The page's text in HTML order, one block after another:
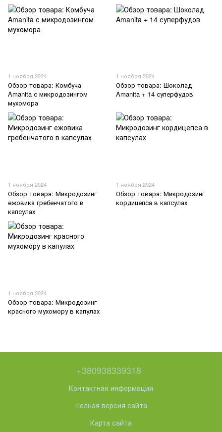
1 ноября 2024
Обзор товара: Комбуча
Amanita с микродозингом
мухомора
1 ноября 2024
Обзор товара: Шоколад
Amanita + 14 суперфудов
1 ноября 2024
Обзор товара: Микродозинг
ежовика гребенчатого в
капсулах
1 ноября 2024
Обзор товара: Микродозинг
кордицепса в капсулах
1 ноября 2024
Обзор товара: Микродозинг
красного мухомору в капулах
+380938339318
Контактная информация
Полная версия сайта
Карта сайта